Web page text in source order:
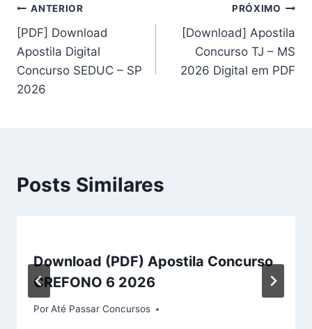
Navegação
de
Post
ANTERIOR
[PDF] Download
Apostila Digital
Concurso SEDUC – SP
2026
PRÓXIMO
[Download] Apostila
Concurso TJ – MS
2026 Digital em PDF
Posts Similares
Download (PDF) Apostila Concurso
CREFONO 6 2026
PorAté Passar Concursos